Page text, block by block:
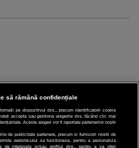
să rămână confidențiale
pe dispozitivul dvs., precum identificatorii cookie
accepta sau gestiona alegerile dvs. făcând clic mai
Aceste alegeri vor fi raportate partenerilor noștri
de publicitate partenere, precum si furnizorii nostri de
website-ului sa functioneze, pentru a personaliza
de interesele si/sau profilul dvs., pentru a va oferi